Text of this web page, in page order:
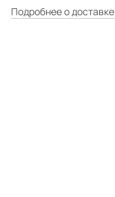
Подробнее о доставке